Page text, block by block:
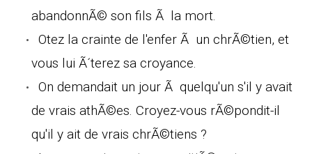
abandonnÃ© son fils Ã la mort.
Otez la crainte de l'enfer Ã un chrÃ©tien, et
vous lui Ã´terez sa croyance.
On demandait un jour Ã quelqu'un s'il y avait
de vrais athÃ©es. Croyez-vous rÃ©pondit-il
qu'il y ait de vrais chrÃ©tiens ?